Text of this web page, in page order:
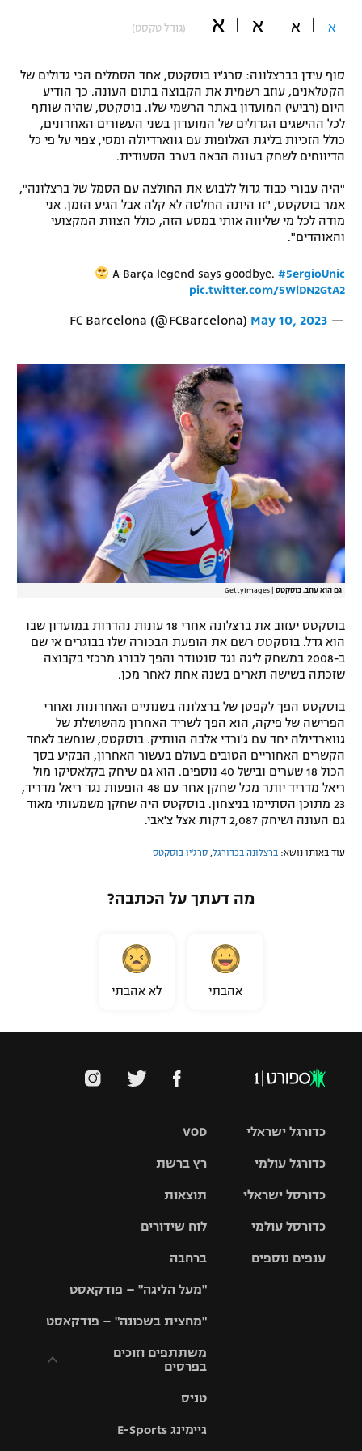
"מחצית בשכונה" – פודקאסט
משתתפים וזוכים בפרסים
תקנון משתתפים וזוכים בפרסים
תקנון עבור פעילות אלקטרה
תקנון עבור פעילות ספורט 1 – "מרלן"
טניס
גיימינג E-Sports
תנאי שימוש
מדיניות פרטיות
רשיון להקרנה פומבית לבית עסק
הצטרפות לחבילת הערוצים
לוח דרושים – ג'ובנט
תגיות
המגזין
אופניים
ספורט מוטורי
כדורמים
פוטבול אמריקאי NFL
בייסבול MLB
ספורט אתגרי ואקסטרים
אומנויות לחימה
א א א א (גודל טקסט)
סוף עידן בברצלונה: סרג'יו בוסקטס, אחד הסמלים הכי גדולים של
הקטלאנים, עוזב רשמית את הקבוצה בתום העונה. כך הודיע
היום (רביעי) המועדון באתר הרשמי שלו. בוסקטס, שהיה שותף
לכל ההישגים הגדולים של המועדון בשני העשורים האחרונים,
כולל הזכיות בליגת האלופות עם גווארדיולה ומסי, צפוי על פי כל
הדיווחים לשחק בעונה הבאה בערב הסעודית.
"היה עבורי כבוד גדול ללבוש את החולצה עם הסמל של ברצלונה",
אמר בוסקטס, "זו היתה החלטה לא קלה אבל הגיע הזמן. אני
מודה לכל מי שליווה אותי במסע הזה, כולל הצוות המקצועי
והאוהדים".
A Barça legend says goodbye. #5ergioUnic
pic.twitter.com/SWlDN2GtA2
— FC Barcelona (@FCBarcelona)
May 10, 2023
גם הוא עוזב. בוסקטס GettyImages
בוסקטס יעזוב את ברצלונה אחרי 18 עונות נהדרות במועדון שבו
הוא גדל. בוסקטס רשם את הופעת הבכורה שלו בבוגרים אי שם
ב-2008 במשחק ליגה נגד סנטנדר והפך לבורג מרכזי בקבוצה
שזכתה בשישה תארים בשנה אחת לאחר מכן.
בוסקטס הפך לקפטן של ברצלונה בשנתיים האחרונות ואחרי
הפרישה של פיקה, הוא הפך לשריד האחרון מהשושלת של
גווארדיולה יחד עם ג'ורדי אלבה הוותיק. בוסקטס, שנחשב לאחד
הקשרים האחוריים הטובים בעולם בעשור האחרון, הבקיע בסך
הכול 18 שערים ובישל 40 נוספים. הוא גם שיחק בקלאסיקו מול
ריאל מדריד יותר מכל שחקן אחר עם 48 הופעות נגד ריאל מדריד,
23 מתוכן הסתיימו בניצחון. בוסקטס היה שחקן משמעותי מאוד
גם העונה ושיחק 2,087 דקות אצל צ'אבי.
עוד באותו נושא: ברצלונה בכדורגל סרג'יו בוסקטס
מה דעתך על הכתבה?
אהבתי לא אהבתי
VOD
רץ ברשת
תוצאות
לוח שידורים
ברחבה
"מעל הליגה" – פודקאסט
"מחצית בשכונה" – פודקאסט
משתתפים וזוכים
בפרסים
וזוכים בפרסים
טניס
גיימינג E-Sports
כדורגל ישראלי
גביע הטוטו
כדורגל עולמי
האלופות
ליגה
כדורסל ישראלי
סל
כדורסל עולמי
ענפים נוספים